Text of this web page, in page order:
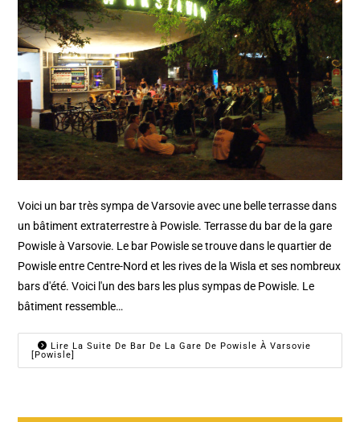
Voici un bar très sympa de Varsovie avec une belle terrasse dans
un bâtiment extraterrestre à Powisle. Terrasse du bar de la gare
Powisle à Varsovie. Le bar Powisle se trouve dans le quartier de
Powisle entre Centre-Nord et les rives de la Wisla et ses nombreux
bars d'été. Voici l'un des bars les plus sympas de Powisle. Le
bâtiment ressemble…
Lire La Suite De Bar De La Gare De Powisle À Varsovie
[Powisle]